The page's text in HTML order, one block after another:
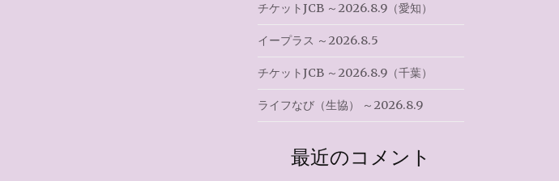
チケットJCB ～2026.8.9（愛知）
イープラス ～2026.8.5
チケットJCB ～2026.8.9（千葉）
ライフなび（生協） ～2026.8.9
最近のコメント